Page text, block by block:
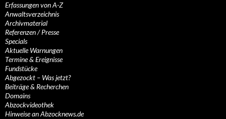
Erfassungen von A-Z
Anwaltsverzeichnis
Archivmaterial
Referenzen / Presse
Specials
Aktuelle Warnungen
Termine & Ereignisse
Fundstücke
Abgezockt – Was jetzt?
Beiträge & Recherchen
Domains
Abzockvideothek
Hinweise an Abzocknews.de